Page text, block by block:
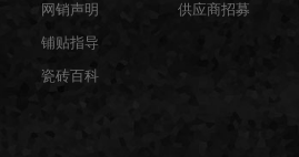
网销声明
铺贴指导
瓷砖百科
供应商招募